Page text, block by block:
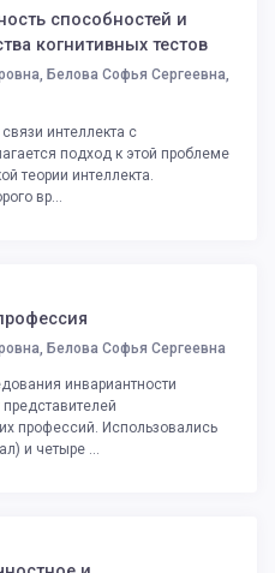
способностей и
когнитивных тестов
Белова Софья Сергеевна,
интеллекта с
подход к этой проблеме
теории интеллекта.
вр...
Белова Софья Сергеевна
инвариантности
представителей
профессий. Использовались
и четыре ...